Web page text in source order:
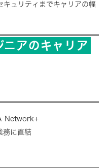
キュリティまでキャリアの幅
ニアのキャリア
Network+
務に直結